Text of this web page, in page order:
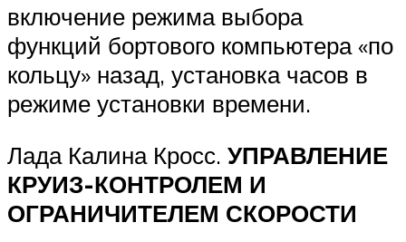
включение режима выбора
функций бортового компьютера «по
кольцу» назад, установка часов в
режиме установки времени.
Лада Калина Кросс. УПРАВЛЕНИЕ
КРУИЗ-КОНТРОЛЕМ И
ОГРАНИЧИТЕЛЕМ СКОРОСТИ